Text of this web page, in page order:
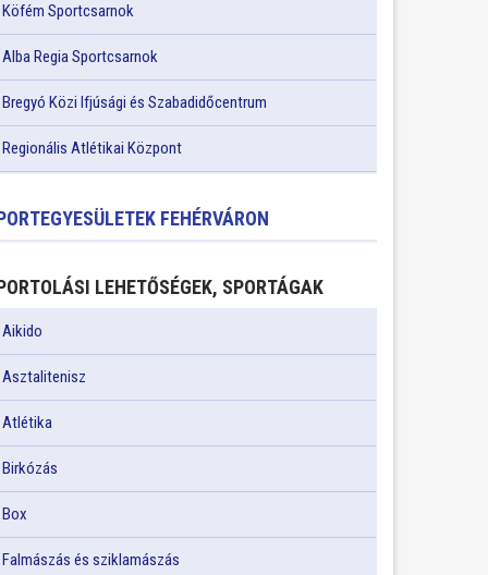
Köfém Sportcsarnok
Alba Regia Sportcsarnok
Bregyó Közi Ifjúsági és Szabadidőcentrum
Regionális Atlétikai Központ
FEHÉRVÁRON
LEHETŐSÉGEK, SPORTÁGAK
Aikido
Asztalitenisz
Atlétika
Birkózás
Box
Falmászás és sziklamászás